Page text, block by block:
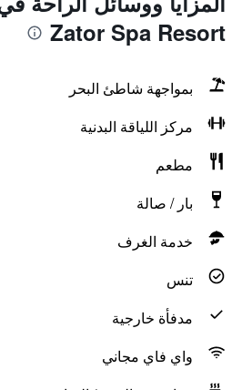
Zator Spa Resort
بمواجهة شاطئ البحر
مركز اللياقة البدنية
مطعم
بار / صالة
خدمة الغرف
تنس
مدفأة خارجية
واي فاي مجاني